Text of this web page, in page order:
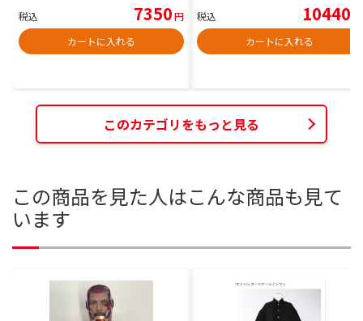
税込 7350円
カートに入れる
税込 10440
カートに入れる
このカテゴリをもっと見る
この商品を見た人はこんな商品も見て
います